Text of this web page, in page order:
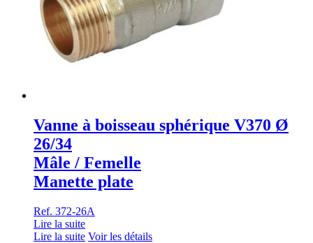
Vanne à boisseau sphérique V370 Ø
26/34
Mâle / Femelle
Manette plate
Ref. 372-26A
Lire la suite
Lire la suite Voir les détails